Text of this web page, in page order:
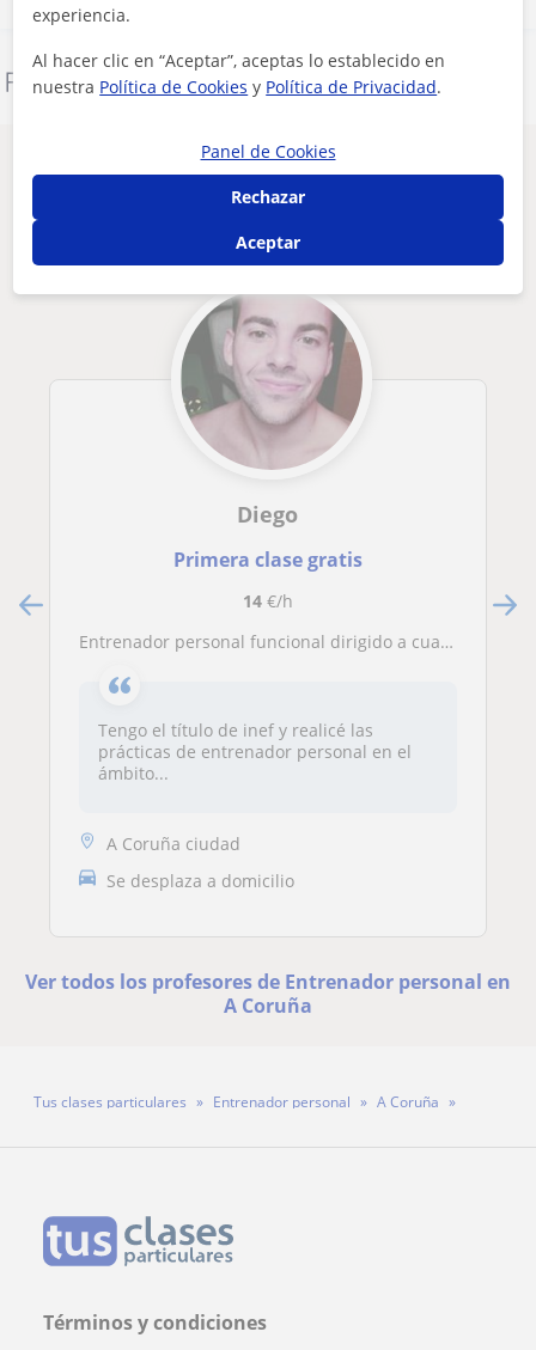
Denunciar este perfil
Otros profesores de Entrenador personal
en A Coruña que pueden interesarte
Diego
Primera clase gratis
14€/h
Entrenador personal funcional dirigido a cualquier persona que quiera mejorar su salud y forma física
Tengo el título de inef y realicé las
prácticas de entrenador personal en el
ámbito...
A Coruña ciudad
Se desplaza a domicilio
Ver todos los profesores de Entrenador personal en
A Coruña
Tus clases particulares Entrenador personal
A Coruña
Términos y condiciones
experiencia.
Al hacer clic en “Aceptar”, aceptas lo establecido en
nuestra Política de Cookies y Política de Privacidad.
Panel de Cookies
Rechazar
Aceptar